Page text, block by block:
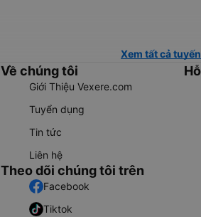
Xem tất cả
Về chúng tôi
Giới Thiệu Vexere.com
Tuyển dụng
Tin tức
Liên hệ
Theo dõi chúng tôi trên
Facebook
Tiktok